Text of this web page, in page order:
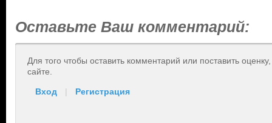
Оставьте Ваш комментарий:
Для того чтобы оставить комментарий или поставить
сайте.
Вход | Регистрация